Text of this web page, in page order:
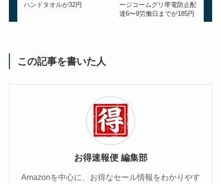
ハンドタオルが32円
ージコームグリ帯電防止配
達6〜9労働日までが185円
この記事を書いた人
お得速報便 編集部
Amazonを中心に、お得なセール情報をわかりやす